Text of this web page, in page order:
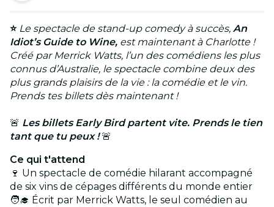
⭐ Le spectacle de stand-up comedy à succès, An
Idiot’s Guide to Wine, est maintenant à Charlotte!
Créé par Merrick Watts, l’un des comédiens les plus
connus d’Australie, le spectacle combine deux des
plus grands plaisirs de la vie : la comédie et le vin.
Prends tes billets dès maintenant !
🚨 Les billets Early Bird partent vite. Prends le tien
tant que tu peux !🚨
Ce qui t'attend
🍷 Un spectacle de comédie hilarant accompagné
de six vins de cépages différents du monde entier
🧑‍🎓 Écrit par Merrick Watts, le seul comédien au